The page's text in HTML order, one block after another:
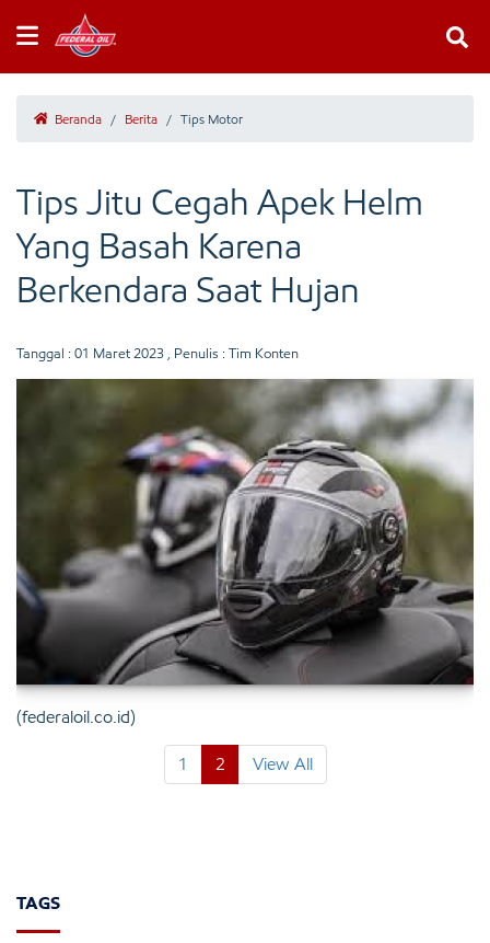
Beranda / Berita / Tips Motor
Tips Jitu Cegah Apek Helm
Yang Basah Karena
Berkendara Saat Hujan
Tanggal : 01 Maret 2023 , Penulis : Tim Konten
(federaloil.co.id)
1 2 View All
TAGS